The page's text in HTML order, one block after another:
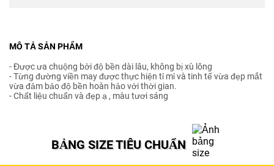
BẢNG SIZE TIÊU CHUẨN
MÔ TẢ SẢN PHẨM
- Được ưa chuộng bởi độ bền dài lâu, không bị xù lông
- Từng đường viền may được thực hiện tỉ mỉ và tinh tế vừa đẹp mắt
vừa đảm bảo độ bền hoàn hảo với thời gian.
- Chất liệu chuẩn và đẹp ạ , màu tươi sáng